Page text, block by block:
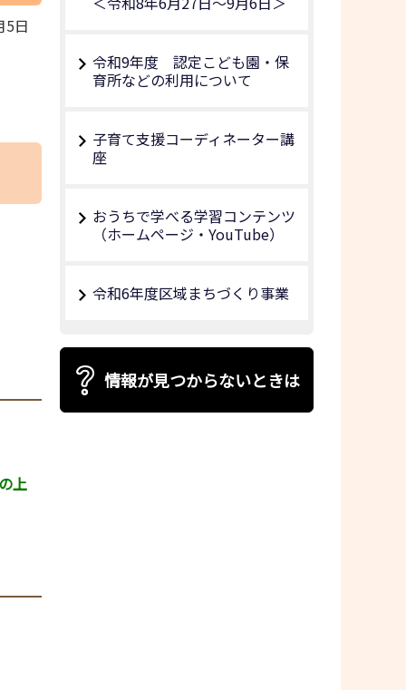
5日
上
令和9年度 認定こども園・保
育所などの利用について
子育て支援コーディネーター講
座
おうちで学べる学習コンテンツ
（ホームページ・YouTube）
令和6年度区域まちづくり事業
情報が見つからないときは